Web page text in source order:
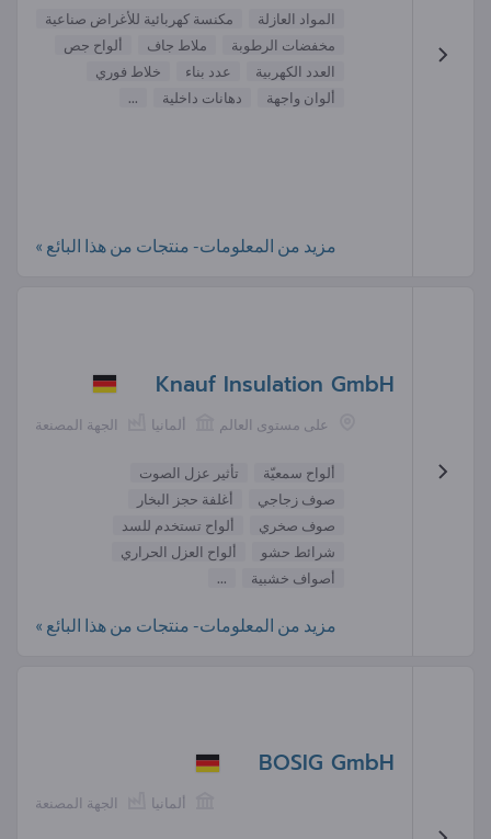
المواد العازلة
مكنسة كهربائية للأغراض صناعية
مخفضات الرطوبة
ملاط جاف
ألواح جص
العدد الكهربية
عدد بناء
خلاط فوري
ألوان واجهة
دهانات داخلية ...
مزيد من المعلومات- منتجات من هذا البائع »
Knauf Insulation GmbH
الجهة المصنعة ألمانيا على مستوى العالم
ألواح سمعيّة
تأثير عزل الصوت
صوف زجاجي
أغلفة حجز البخار
صوف صخري
ألواح تستخدم للسد
شرائط حشو
ألواح العزل الحراري
أصواف خشبية
...
مزيد من المعلومات- منتجات من هذا البائع »
BOSIG GmbH
الجهة المصنعة ألمانيا